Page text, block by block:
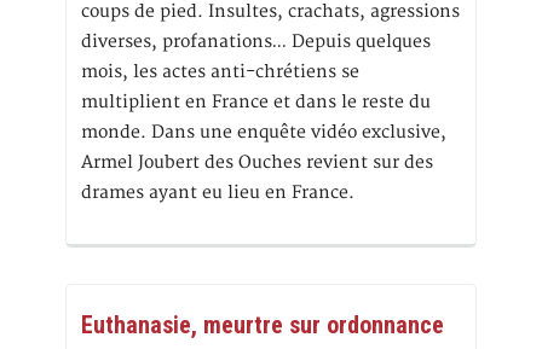
coups de pied. Insultes, crachats, agressions
diverses, profanations… Depuis quelques
mois, les actes anti-chrétiens se
multiplient en France et dans le reste du
monde. Dans une enquête vidéo exclusive,
Armel Joubert des Ouches revient sur des
drames ayant eu lieu en France.
Euthanasie, meurtre sur ordonnance